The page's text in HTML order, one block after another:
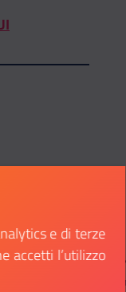
-
e di terze
accetti l’utilizzo